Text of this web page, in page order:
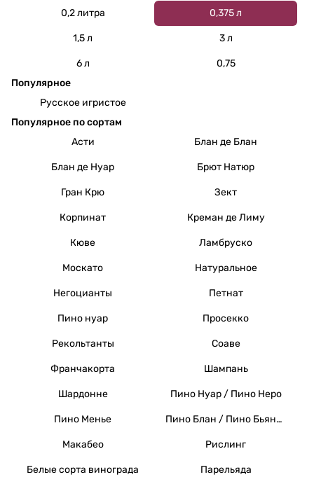
0,2 литра
0,375 л
1,5 л 3 л
6 л
0,75
Популярное
Русское игристое
Популярное по сортам
Асти
Блан де Блан
Блан де Нуар Брют Натюр
Гран Крю Зект
Корпинат Креман де Лиму
Кюве Ламбруско
Москато Натуральное
Негоцианты Петнат
Пино нуар Просекко
Рекольтанты Соаве
Франчакорта Шампань
Шардонне Пино Нуар / Пино Неро
Пино Менье Пино Блан / Пино Бьянко / Вайссер Бургундер
Макабео Рислинг
Белые сорта винограда Парельяда